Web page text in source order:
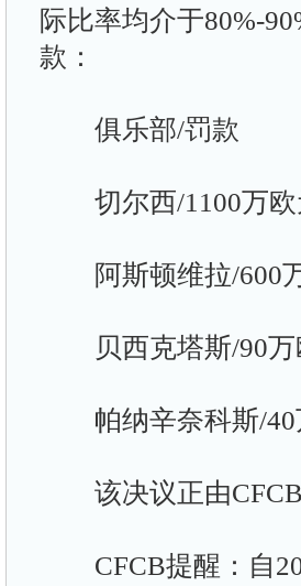
际比率均介于80%-
款：
俱乐部/罚款
切尔西/1100万欧
阿斯顿维拉/600
贝西克塔斯/90万
帕纳辛奈科斯/40
该决议正由CFCB
CFCB提醒：自